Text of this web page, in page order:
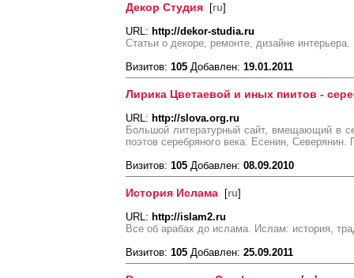
Декор Студия [ru]
URL: http://dekor-studia.ru
Статьи о декоре, ремонте, дизайне интерьера.
Визитов: 105 Добавлен: 19.01.2011
Лирика Цветаевой и иных пиитов -
URL: http://slova.org.ru
Большой литературный сайт, вмещающий в
поэтов серебряного века. Есенин, Северянин.
Визитов: 105 Добавлен: 08.09.2010
История Ислама [ru]
URL: http://islam2.ru
Все об арабах до ислама. Ислам: история,
Визитов: 105 Добавлен: 25.09.2011